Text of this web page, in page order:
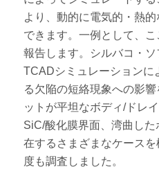
より、動的に電気的・熱
できます。一例として、
報告します。シルバコ・
TCADシミュレーションに
る欠陥の短絡現象への影
ットが平坦なボディ/ドレ
SiC/酸化膜界面、湾曲し
在するさまざまなケース
度も調査しました。